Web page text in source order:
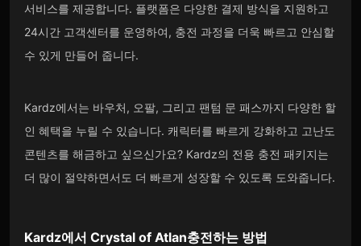
서비스를 제공합니다. 플랫폼은 다양한 결제 방식을 지원하고
24시간 고객센터를 운영하여, 충전 과정을 더욱 빠르고 안심할
수 있게 만들어 줍니다.
Kardz에서는 바우처, 오팔, 그리고 팬텀 문 패스까지 다양한 할
인 혜택을 누릴 수 있습니다. 캐릭터를 빠르게 강화하고 고난도
콘텐츠를 해금하고 싶으신가요? Kardz의 전용 충전 패키지는
더 많이 절약하면서도 더 빠르게 성장할 수 있도록 도와줍니다.
Kardz에서 Crystal of Atlan충전하는 방법